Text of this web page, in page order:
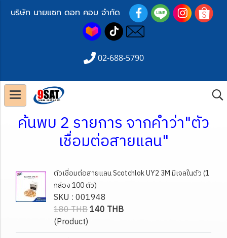
บริษัท นายแซท ดอท คอม จำกัด
02-688-5790
ค้นพบ 2 รายการ จากคำว่า"ตัว
เชื่อมต่อสายแลน"
ตัวเชื่อมต่อสายแลน Scotchlok UY2 3M มีเจลในตัว (1
กล่อง 100 ตัว)
SKU : 001948
180 THB140 THB
(Product)